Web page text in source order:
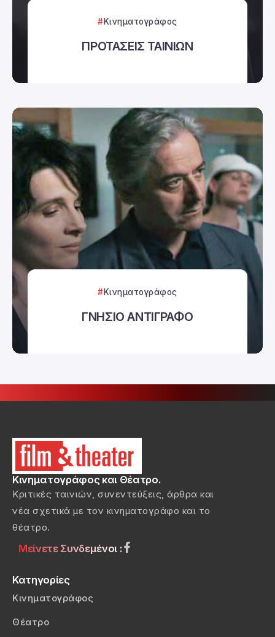
Κινηματογράφος
ΠΡΟΤΑΣΕΙΣ ΤΑΙΝΙΩΝ
Κινηματογράφος
ΓΝΗΣΙΟ ΑΝΤΙΓΡΑΦΟ
Κινηματογράφος και Θέατρο.
Κριτικές ταινιών, συνεντεύξεις, άρθρα και
νέα σχετικά με τον κινηματογράφο και το
θέατρο.
Μείνετε Συνδεμένοι :
Κατηγορίες
Κινηματογράφος
Θέατρο